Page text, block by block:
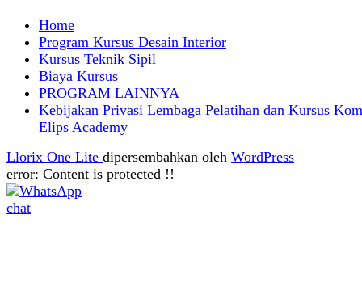
Home
Program Kursus Desain Interior
Kursus Teknik Sipil
Biaya Kursus
PROGRAM LAINNYA
Kebijakan Privasi Lembaga Pelatihan dan Kursus
Elips Academy
Llorix One Lite dipersembahkan oleh WordPress
error: Content is protected !!